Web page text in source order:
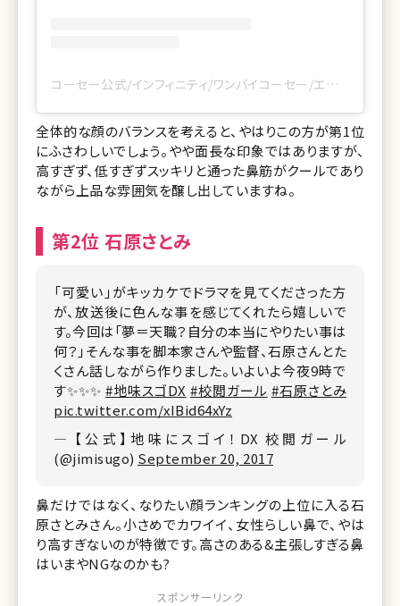
コーセー公式/インフィニティ/ワンバイコーセー/エスプリーク(@kose_official)がシェアした投稿
全体的な顔のバランスを考えると、やはりこの方が第1位
にふさわしいでしょう。やや面長な印象ではありますが、
高すぎず、低すぎずスッキリと通った鼻筋がクールであり
ながら上品な雰囲気を醸し出していますね。
第2位 石原さとみ
「可愛い」がキッカケでドラマを見てくださった方
が、放送後に色んな事を感じてくれたら嬉しいで
す。今回は「夢＝天職？自分の本当にやりたい事は
何？」そんな事を脚本家さんや監督、石原さんとた
くさん話しながら作りました。いよいよ今夜9時で
す✨✨✨ #地味スゴDX #校閲ガール #石原さとみ
pic.twitter.com/xIBid64xYz
— 【公式】地味にスゴイ！DX 校閲ガール
(@jimisugo) September 20, 2017
鼻だけではなく、なりたい顔ランキングの上位に入る石
原さとみさん。小さめでカワイイ、女性らしい鼻で、やは
り高すぎないのが特徴です。高さのある&主張しすぎる鼻
はいまやNGなのかも?
スポンサーリンク